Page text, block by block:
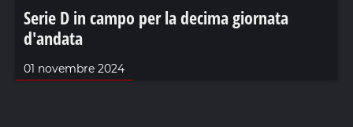
Serie D in campo per la decima giornata
d'andata
01 novembre 2024